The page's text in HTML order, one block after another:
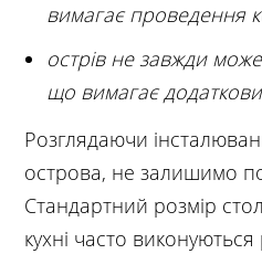
вимагає проведення
острів не завжди може
що вимагає
Розглядаючи
острова, не залишимо
Стандартний розмір
кухні часто виконуються